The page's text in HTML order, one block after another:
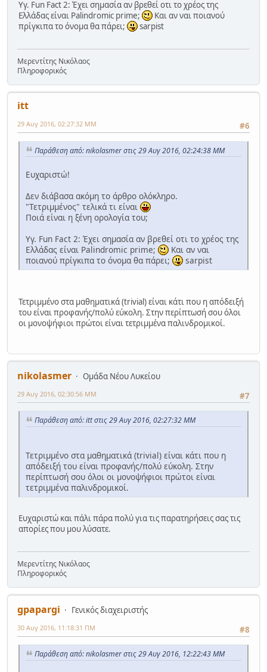
Υγ. Fun Fact 2: Έχει σημασία αν βρεθεί οτι το χρέος της
Ελλάδας είναι Palindromic prime;
Και αν ναι ποιανού
πρίγκιπα το όνομα θα πάρει;
sarpist
Μερεντίτης Νικόλαος
Πληροφορικός
itt
#6
29 Αυγ 2016, 02:27:32 ΜΜ
Παράθεση από: nikolasmer στις 29 Αυγ 2016, 02:24:38 ΜΜ
Ευχαριστώ!
Δεν διάβασα ακόμη το άρθρο ολόκληρο.
"Τετριμμένος" τελικά τι είναι
Ποιά είναι η ξένη ορολογία του;
Υγ. Fun Fact 2: Έχει σημασία αν βρεθεί οτι το χρέος της
Ελλάδας είναι Palindromic prime;
Και αν ναι
ποιανού πρίγκιπα το όνομα θα πάρει;
sarpist
Τετριμμένο στα μαθηματικά (trivial) είναι κάτι που η απόδειξή
του είναι προφανής/πολύ εύκολη. Στην περίπτωσή σου όλοι
οι μονοψήφιοι πρώτοι είναι τετριμμένα παλινδρομικοί.
nikolasmer
Ομάδα Νέου Λυκείου
#7
29 Αυγ 2016, 02:30:56 ΜΜ
Παράθεση από: itt στις 29 Αυγ 2016, 02:27:32 ΜΜ
Τετριμμένο στα μαθηματικά (trivial) είναι κάτι που η
απόδειξή του είναι προφανής/πολύ εύκολη. Στην
περίπτωσή σου όλοι οι μονοψήφιοι πρώτοι είναι
τετριμμένα παλινδρομικοί.
Ευχαριστώ και πάλι πάρα πολύ για τις παρατηρήσεις σας τις
απορίες που μου λύσατε.
Μερεντίτης Νικόλαος
Πληροφορικός
gpapargi
Γενικός διαχειριστής
#8
30 Αυγ 2016, 11:18:31 ΠΜ
Παράθεση από: nikolasmer στις 29 Αυγ 2016, 12:22:43 ΜΜ